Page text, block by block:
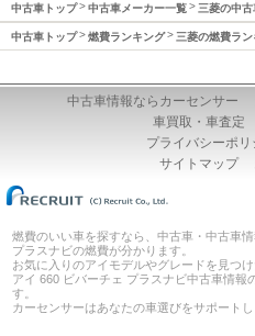
中古車トップ 中古車メーカー一覧 三菱の中古
中古車トップ 燃費ランキング 三菱の燃費ラン
中古車情報ならカーセンサー
車買取・車査定
プライバシーポリ
サイトマップ
燃費のいい車を探すなら、中古車・中古車
プラスナビの燃費が分かります。
お気に入りのアイモデルやグレードを見つ
アイ 660 ビバーチェ プラスナビ中古車情報
す。
カーセンサーはあなたの車選びをサポートし